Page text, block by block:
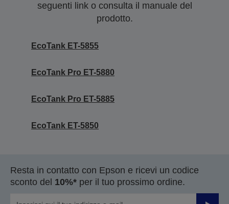
seguenti link o consulta il manuale del
prodotto.
EcoTank ET-5855
EcoTank Pro ET-5880
EcoTank Pro ET-5885
EcoTank ET-5850
Resta in contatto con Epson e ricevi un codice
sconto del 10%* per il tuo prossimo ordine.